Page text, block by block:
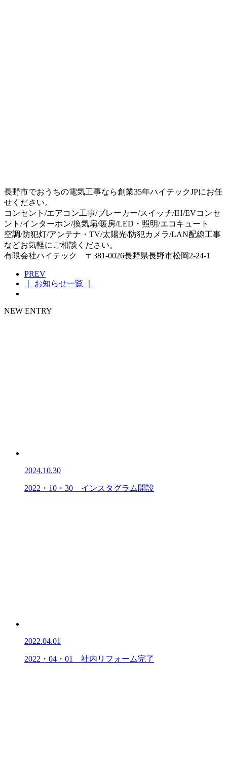
長野市でおうちの電気工事なら創業35年ハイテックJPにお任
せください。
コンセント/エアコン工事/ブレーカー/スイッチ/IH/EVコンセ
ント/インターホン/換気扇/暖房/LED・照明/エコキュート
空調/防犯灯/アンテナ・TV/太陽光/防犯カメラ/LAN配線工事
などお気軽にご相談ください。
有限会社ハイテック 〒381-0026長野県長野市松岡2-24-1
PREV
｜ お知らせ一覧 ｜
NEW ENTRY
2024.10.30
2022・10・30 インスタグラム開設
2022.04.01
2022・04・01 社内リフォーム完了